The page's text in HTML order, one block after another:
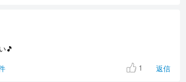
🎵
1 返信